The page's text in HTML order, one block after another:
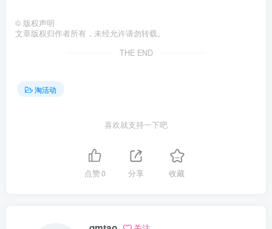
© 版权声明
文章版权归作者所有，未经允许请勿转载。
THE END
淘活动
喜欢就支持一下吧
点赞0 分享 收藏